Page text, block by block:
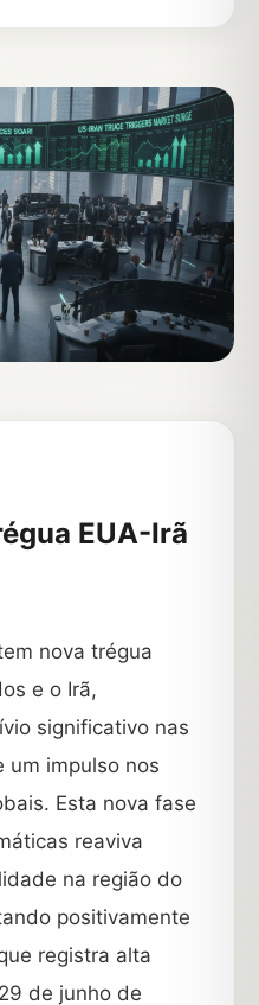
EUA-Irã
nova trégua
e o Irã,
significativo nas
um impulso nos
Esta nova fase
reaviva
na região do
positivamente
registra alta
de junho de